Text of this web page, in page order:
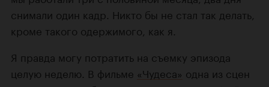
снимали один кадр. Никто бы не стал так делать,
кроме такого одержимого, как я.
Я правда могу потратить на съемку эпизода
целую неделю. В фильме «Чудеса» одна из сцен